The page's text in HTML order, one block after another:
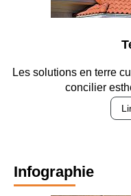
leur évolution pour
Infographie